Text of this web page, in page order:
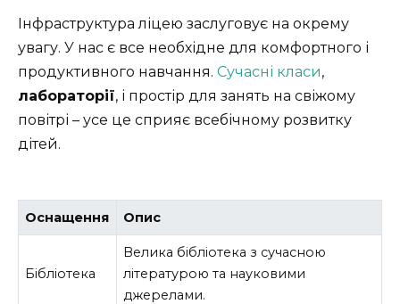
Інфраструктура ліцею заслуговує на окрему
увагу. У нас є все необхідне для комфортного і
продуктивного навчання. Сучасні класи,
лабораторії, і простір для занять на свіжому
повітрі – усе це сприяє всебічному розвитку
дітей.
Оснащення Опис
Бібліотека
Велика бібліотека з сучасною
літературою та науковими
джерелами.